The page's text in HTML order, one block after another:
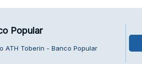
Popular
ATH Toberin - Banco Popular